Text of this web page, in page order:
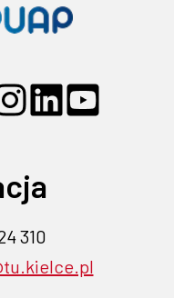
stronę BIP- link
Przejdź na
do profilu na Flickr
do profilu na
Przejdź do profilu
Przejdź do
310